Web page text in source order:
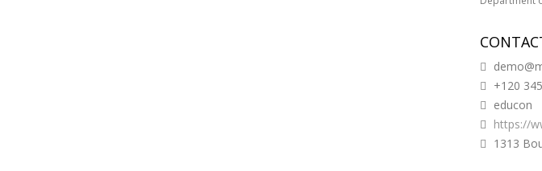
+120
educon
https://
1313